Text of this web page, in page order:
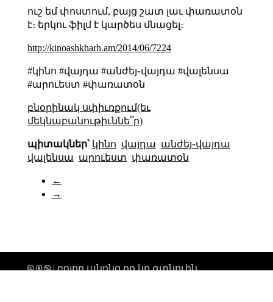
ուշ եմ փոստում, բայց շատ լաւ փառատօն
է։ երկու ֆիլմ է կարծես մնացել։
http://kinoashkharh.am/2014/06/7224
#կինո #վայդա #անժեյ֊վայդա #վալենսա
#արուեստ #փառատօն
բնօրինակ սփիւռքում(եւ
մեկնաբանութիւննե՞ր)
պիտակներ՝ կինո վայդա անժեյ֊վայդա
վալենսա արուեստ փառատօն
←
→
🅭 🅯 🄏 | բոլոր անոնց որ կը գտնուին